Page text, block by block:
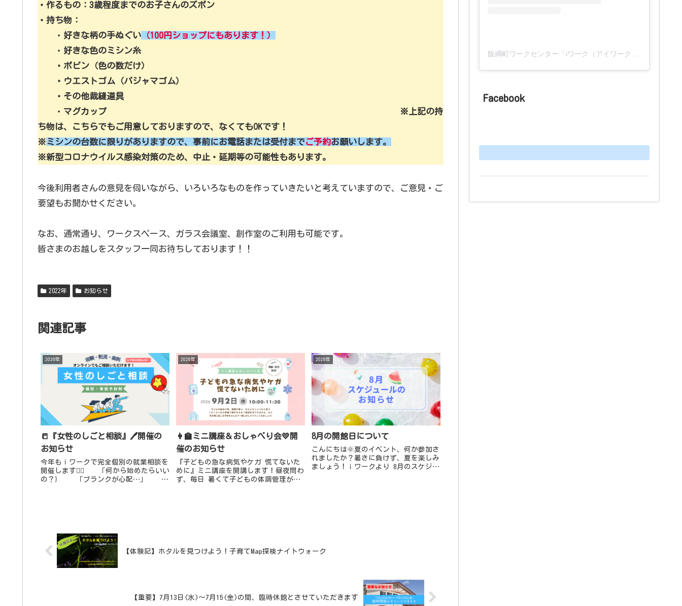
・作るもの：3歳程度までのお子さんのズボン
・持ち物：
・ 好きな柄の手ぬぐい （100円ショップにもあります！）
・ 好きな色のミシン糸
・ボビン（色の数だけ）
・ウエストゴム （パジャマゴム）
・その他裁縫道具
・ マグカップ
※上記の持
ち物は、こちらでもご用意しておりますので、なくてもOKです！
※ミシンの台数に限りがありますので、事前にお電話または受付までご予約お願いします。
※新型コロナウイルス感染対策のため、中止・延期等の可能性もあります。
今後利用者さんの意見を伺いながら、いろいろなものを作っていきたいと考えていますので、ご意見・ご
要望もお聞かせください。
なお、通常通り、ワークスペース、ガラス会議室、創作室のご利用も可能です。
皆さまのお越しをスタッフ一同お待ちしております！！
2022年 お知らせ
関連記事
2026年
📒『女性のしごと相談』🖊️開催の
お知らせ
今年もｉワークで完全個別の就業相談を
開催します💁‍♀️ 「何から始めたらいい
の？｝ 「ブランクが心配…」
2026年
👩‍🏫ミニ講座＆おしゃべり会💛開
催のお知らせ
『子どもの急な病気やケガ 慌てないた
めに』ミニ講座を開講します！昼夜問わ
ず、毎日 暑くて子どもの体調管理が難
2026年
8月の開館日について
こんにちは🌞夏のイベント、何か参加さ
れましたか？暑さに負けず、夏を楽しみ
ましょう！ｉワークより 8月のスケジュ
【体験記】ホタルを見つけよう！子育てMap探検ナイトウォーク
【重要】7月13日(水)～7月15(金)の間、臨時休館とさせていただきます
Facebook